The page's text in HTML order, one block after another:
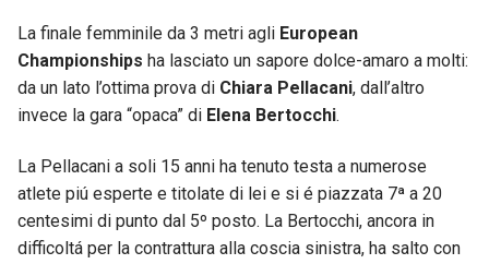
La finale femminile da 3 metri agli European
Championships ha lasciato un sapore dolce-amaro a molti:
da un lato l’ottima prova di Chiara Pellacani, dall’altro
invece la gara “opaca” di Elena Bertocchi.
La Pellacani a soli 15 anni ha tenuto testa a numerose
atlete piú esperte e titolate di lei e si é piazzata 7ª a 20
centesimi di punto dal 5º posto. La Bertocchi, ancora in
difficoltá per la contrattura alla coscia sinistra, ha salto con